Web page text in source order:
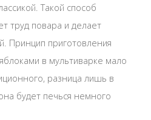
Такой способ
труд повара и делает
Принцип приготовления
в мультиварке мало
разница лишь в
будет печься немного